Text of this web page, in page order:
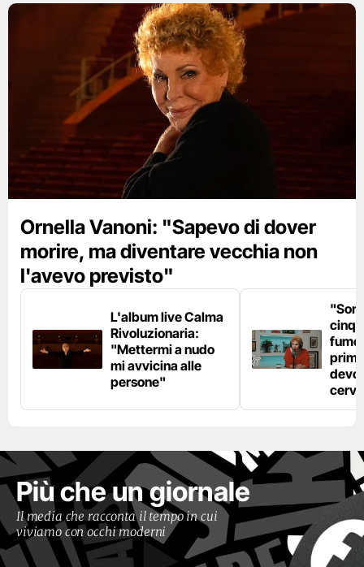
Ornella Vanoni: "Sapevo di dover
morire, ma diventare vecchia non
l'avevo previsto"
L'album live Calma
Rivoluzionaria:
"Mettermi a nudo
mi avvicina alle
persone"
fumo
devo
Più che un giornale
Il media che racconta il tempo in cui
viviamo con occhi moderni